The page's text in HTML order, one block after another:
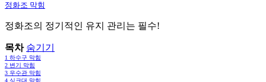
정화조 막힘
정화조의 정기적인 유지 관리는 필수!
목차 숨기기
1 하수구 막힘
2 변기 막힘
3 우수관 막힘
4 싱크대 막힘